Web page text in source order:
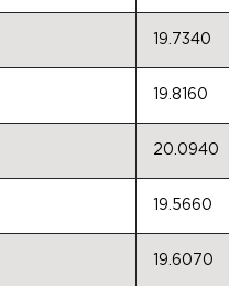
19.7340
19.8160
20.0940
19.5660
19.6070